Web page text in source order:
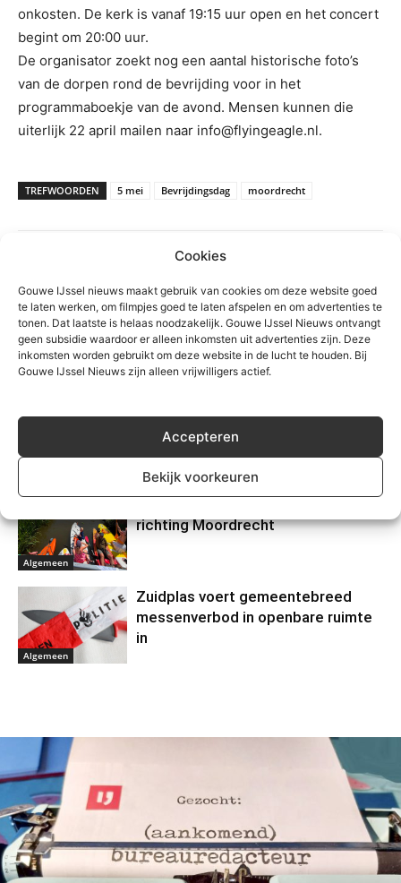
Cookies
Gouwe IJssel nieuws maakt gebruik van cookies om deze website goed
te laten werken, om filmpjes goed te laten afspelen en om advertenties te
tonen. Dat laatste is helaas noodzakelijk. Gouwe IJssel Nieuws ontvangt
geen subsidie waardoor er alleen inkomsten uit advertenties zijn. Deze
inkomsten worden gebruikt om deze website in de lucht te houden. Bij
Gouwe IJssel Nieuws zijn alleen vrijwilligers actief.
Accepteren
Bekijk voorkeuren
onkosten. De kerk is vanaf 19:15 uur open en het concert
begint om 20:00 uur.
De organisator zoekt nog een aantal historische foto’s
van de dorpen rond de bevrijding voor in het
programmaboekje van de avond. Mensen kunnen die
uiterlijk 22 april mailen naar info@flyingeagle.nl.
TREFWOORDEN 5 mei Bevrijdingsdag moordrecht
Gerelateerd
Algemeen
richting Moordrecht
Algemeen
Zuidplas voert gemeentebreed
messenverbod in openbare ruimte
in